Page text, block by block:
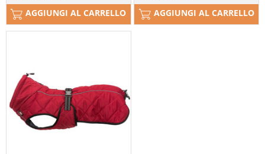
AGGIUNGI AL CARRELLO AGGIUNGI AL CARRELLO